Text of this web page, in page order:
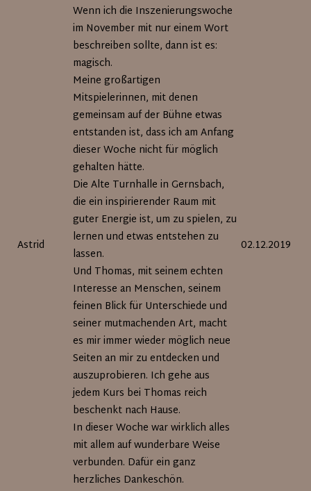
Astrid
Wenn ich die Inszenierungswoche
im November mit nur einem Wort
beschreiben sollte, dann ist es:
magisch.
Meine großartigen
Mitspielerinnen, mit denen
gemeinsam auf der Bühne etwas
entstanden ist, dass ich am Anfang
dieser Woche nicht für möglich
gehalten hätte.
Die Alte Turnhalle in Gernsbach,
die ein inspirierender Raum mit
guter Energie ist, um zu spielen, zu
lernen und etwas entstehen zu
lassen.
Und Thomas, mit seinem echten
Interesse an Menschen, seinem
feinen Blick für Unterschiede und
seiner mutmachenden Art, macht
es mir immer wieder möglich neue
Seiten an mir zu entdecken und
auszuprobieren. Ich gehe aus
jedem Kurs bei Thomas reich
beschenkt nach Hause.
In dieser Woche war wirklich alles
mit allem auf wunderbare Weise
verbunden. Dafür ein ganz
herzliches Dankeschön.
02.12.2019